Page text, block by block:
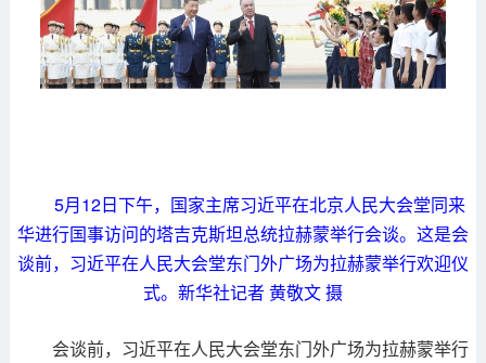
5月12日下午，国家主席习近平在北京人民大会堂同来
华进行国事访问的塔吉克斯坦总统拉赫蒙举行会谈。这是会
谈前，习近平在人民大会堂东门外广场为拉赫蒙举行欢迎仪
式。新华社记者 黄敬文 摄
会谈前，习近平在人民大会堂东门外广场为拉赫蒙举行